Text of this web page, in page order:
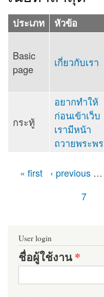
ประเภท หัวข้อ
Basic
page
เกี่ยวกับเรา
กระทู้
อยากทำให้
ก่อนเข้าเว็บ
เรามีหน้า
ถวายพระพร
« first ‹ previous …
7
User login
ชื่อผู้ใช้งาน*